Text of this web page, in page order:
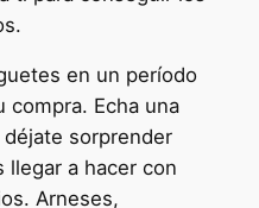
en un período
compra. Echa una
sorprender
llegar a hacer con
Arneses,